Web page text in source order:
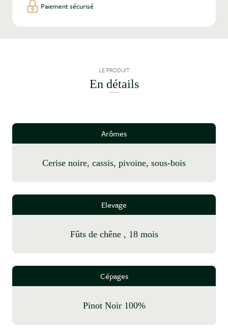
Paiement sécurisé
LE PRODUIT
En détails
Arômes
cerise noire, cassis, pivoine, sous-bois
Elevage
fûts de chêne , 18 mois
Cépages
Pinot Noir 100%